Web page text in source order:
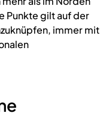
Punkte gilt auf der
immer mit